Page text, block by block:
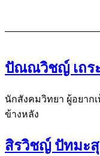
ปัณณวิชญ์ เถร
นักสังคมวิทยา ผู้อยาก
ข้างหลัง
สิรวิชญ์ ปัทมะ